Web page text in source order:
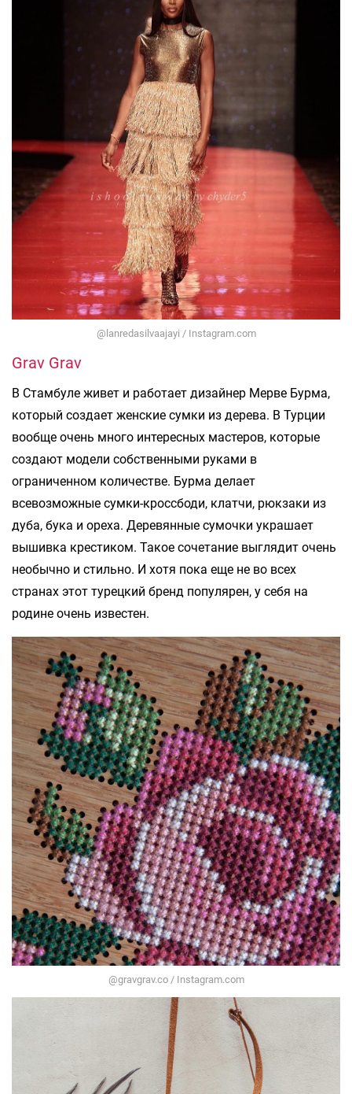
@lanredasilvaajayi / Instagram.com
Grav Grav
В Стамбуле живет и работает дизайнер Мерве Бурма,
который создает женские сумки из дерева. В Турции
вообще очень много интересных мастеров, которые
создают модели собственными руками в
ограниченном количестве. Бурма делает
всевозможные сумки-кроссбоди, клатчи, рюкзаки из
дуба, бука и ореха. Деревянные сумочки украшает
вышивка крестиком. Такое сочетание выглядит очень
необычно и стильно. И хотя пока еще не во всех
странах этот турецкий бренд популярен, у себя на
родине очень известен.
@gravgrav.co / Instagram.com